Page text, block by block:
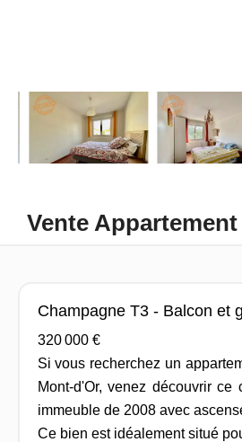
Vente
Champagne T3 - Balcon et
320 000 €
Si vous recherchez un
Mont-d'Or, venez découvrir
immeuble de 2008 avec
Ce bien est idéalement situé